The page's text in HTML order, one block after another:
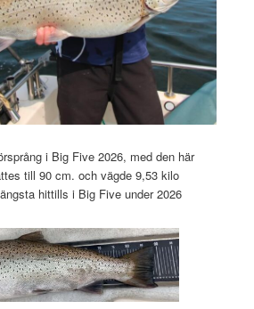
i Big Five 2026, med den här
till 90 cm. och vägde 9,53 kilo
hittills i Big Five under 2026